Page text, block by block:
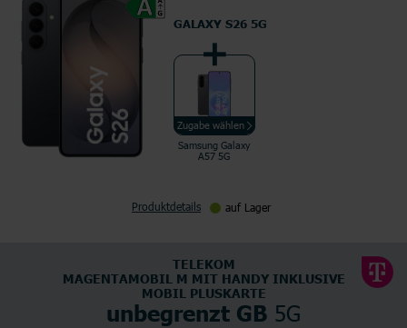
GALAXY S26 5G
Zugabe wählen
Samsung Galaxy
A57 5G
Produktdetails auf Lager
TELEKOM
MAGENTAMOBIL M MIT HANDY INKLUSIVE
MOBIL PLUSKARTE
unbegrenzt GB 5G